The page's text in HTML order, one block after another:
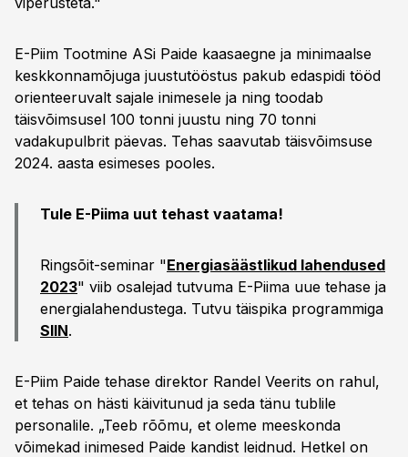
E-Piim Tootmine ASi Paide kaasaegne ja minimaalse
keskkonnamõjuga juustutööstus pakub edaspidi tööd
orienteeruvalt sajale inimesele ja ning toodab
täisvõimsusel 100 tonni juustu ning 70 tonni
vadakupulbrit päevas. Tehas saavutab täisvõimsuse
2024. aasta esimeses pooles.
Tule E-Piima uut tehast vaatama!
Ringsõit-seminar "Energiasäästlikud lahendused
2023" viib osalejad tutvuma E-Piima uue tehase ja
energialahendustega. Tutvu täispika programmiga
SIIN.
E-Piim Paide tehase direktor Randel Veerits on rahul,
et tehas on hästi käivitunud ja seda tänu tublile
personalile. „Teeb rõõmu, et oleme meeskonda
võimekad inimesed Paide kandist leidnud. Hetkel on